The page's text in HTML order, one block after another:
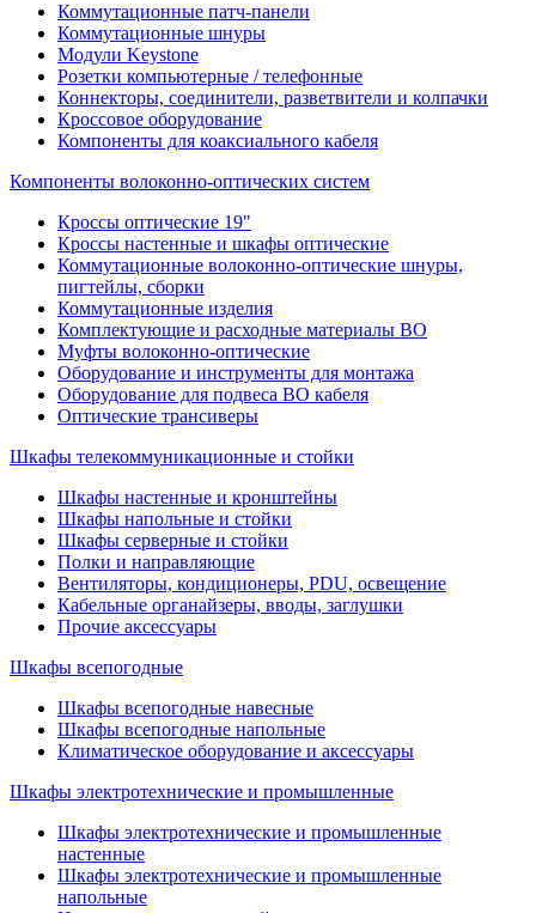
Коммутационные патч-панели
Коммутационные шнуры
Модули Keystone
Розетки компьютерные / телефонные
Коннекторы, соединители, разветвители и колпачки
Кроссовое оборудование
Компоненты для коаксиального кабеля
Компоненты волоконно-оптических систем
Кроссы оптические 19"
Кроссы настенные и шкафы оптические
Коммутационные волоконно-оптические шнуры,
пигтейлы, сборки
Коммутационные изделия
Комплектующие и расходные материалы ВО
Муфты волоконно-оптические
Оборудование и инструменты для монтажа
Оборудование для подвеса ВО кабеля
Оптические трансиверы
Шкафы телекоммуникационные и стойки
Шкафы настенные и кронштейны
Шкафы напольные и стойки
Шкафы серверные и стойки
Полки и направляющие
Вентиляторы, кондиционеры, PDU, освещение
Кабельные органайзеры, вводы, заглушки
Прочие аксеcсуары
Шкафы всепогодные
Шкафы всепогодные навесные
Шкафы всепогодные напольные
Климатическое оборудование и аксессуары
Шкафы электротехнические и промышленные
Шкафы электротехнические и промышленные
настенные
Шкафы электротехнические и промышленные
напольные